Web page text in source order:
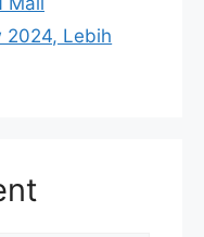
2024, Lebih